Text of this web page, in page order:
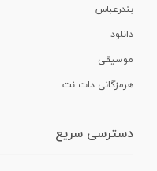
بندرعباس
دانلود
موسیقی
هرمزگانی دات نت
دسترسی سریع